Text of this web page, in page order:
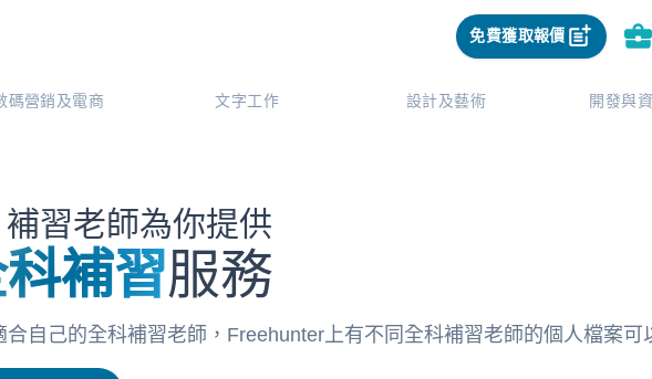
免費獲取報價
碼營銷及電商 文字工作 設計及藝術 開發與
習老師為你提供
補習服務
自己的全科補習老師，Freehunter上有不同全科補習老師的個人檔案可